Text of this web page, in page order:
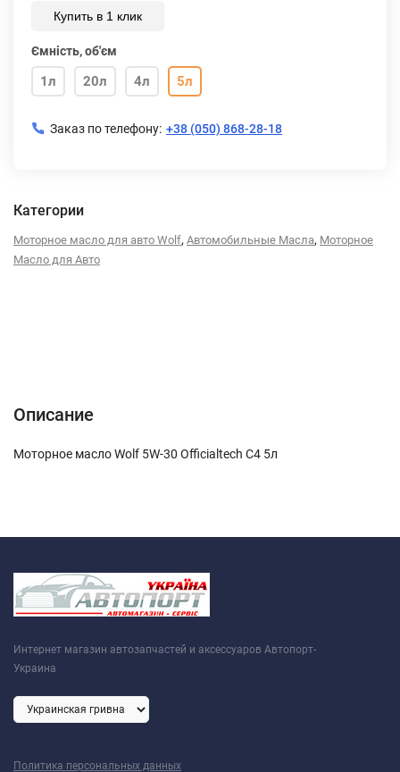
Купить в 1 клик
Ємність, об'єм
1л 20л 4л 5л
Заказ по телефону: +38 (050) 868-28-18
Категории
Моторное масло для авто Wolf, Автомобильные Масла, Моторное
Масло для Авто
Описание
Моторное масло Wolf 5W-30 Officialtech C4 5л
Интернет магазин автозапчастей и аксессуаров Автопорт-
Украина
Политика персональных данных